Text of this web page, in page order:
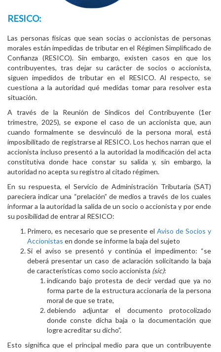
RESICO:
Las personas físicas que sean socias o accionistas de personas
morales están impedidas de tributar en el Régimen Simplificado de
Confianza (RESICO). Sin embargo, existen casos en que los
contribuyentes, tras dejar su carácter de socios o accionista,
siguen impedidos de tributar en el RESICO. Al respecto, se
cuestiona a la autoridad qué medidas tomar para resolver esta
situación.
A través de la Reunión de Síndicos del Contribuyente (1er
trimestre, 2025), se expone el caso de un accionista que, aun
cuando formalmente se desvinculó de la persona moral, está
imposibilitado de registrarse al RESICO. Los hechos narran que el
accionista incluso presentó a la autoridad la modificación del acta
constitutiva donde hace constar su salida y, sin embargo, la
autoridad no acepta su registro al citado régimen.
En su respuesta, el Servicio de Administración Tributaria (SAT)
pareciera indicar una “prelación” de medios a través de los cuales
informar a la autoridad la salida de un socio o accionista y por ende
su posibilidad de entrar al RESICO:
Primero, es necesario que se presente elAviso de Socios y
Accionistas en donde se informe la baja del sujeto
Si el aviso se presentó y continúa el impedimento: “se
deberá presentar un caso de aclaración solicitando la baja
de características como socio accionista (sic):
indicando bajo protesta de decir verdad que ya no
forma parte de la estructura accionaria de la persona
moral de que se trate,
debiendo adjuntar el documento protocolizado
donde conste dicha baja o la documentación que
logre acreditar su dicho”.
Esto significa que el principal medio para que un contribuyente